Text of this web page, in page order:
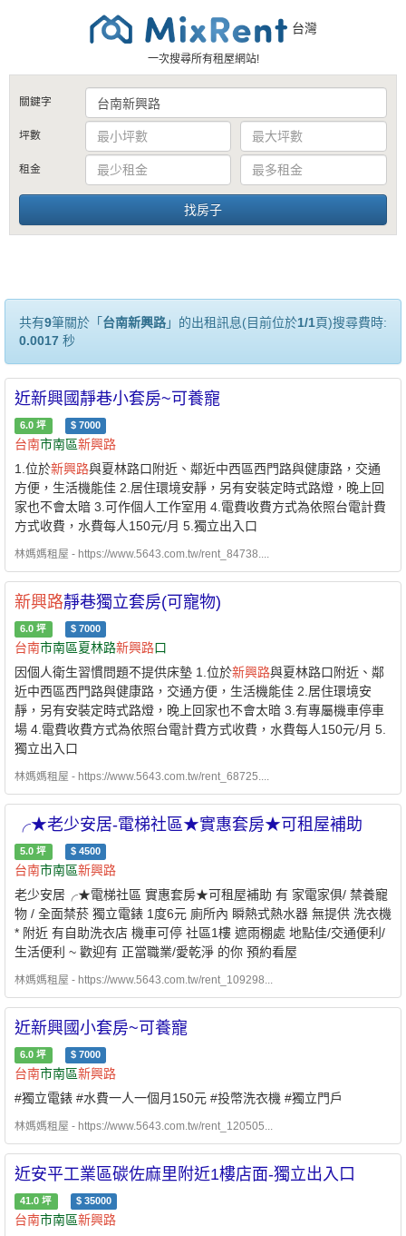
台灣
一次搜尋所有租屋網站!
關鍵字
坪數
租金
共有9筆關於「 台南新興路」的出租訊息(目前位於1/1頁)搜尋費時:
0.0017 秒
近新興國靜巷小套房~可養寵
6.0 坪 $ 7000
台南市南區新興路
1.位於新興路與夏林路口附近、鄰近中西區西門路與健康路，交通
方便，生活機能佳 2.居住環境安靜，另有安裝定時式路燈，晚上回
家也不會太暗 3.可作個人工作室用 4.電費收費方式為依照台電計費
方式收費，水費每人150元/月 5.獨立出入口
林媽媽租屋 - https://www.5643.com.tw/rent_84738....
新興路靜巷獨立套房(可寵物)
6.0 坪 $ 7000
台南市南區夏林路新興路口
因個人衛生習慣問題不提供床墊 1.位於新興路與夏林路口附近、鄰
近中西區西門路與健康路，交通方便，生活機能佳 2.居住環境安
靜，另有安裝定時式路燈，晚上回家也不會太暗 3.有專屬機車停車
場 4.電費收費方式為依照台電計費方式收費，水費每人150元/月 5.
獨立出入口
林媽媽租屋 - https://www.5643.com.tw/rent_68725....
╭★老少安居-電梯社區★實惠套房★可租屋補助
5.0 坪 $ 4500
台南市南區新興路
老少安居╭★電梯社區 實惠套房★可租屋補助 有 家電家俱/ 禁養寵
物 / 全面禁菸 獨立電錶 1度6元 廁所內 瞬熱式熱水器 無提供 洗衣機
* 附近 有自助洗衣店 機車可停 社區1樓 遮雨棚處 地點佳/交通便利/
生活便利 ~ 歡迎有 正當職業/愛乾淨 的你 預約看屋
林媽媽租屋 - https://www.5643.com.tw/rent_109298...
近新興國小套房~可養寵
6.0 坪 $ 7000
台南市南區新興路
#獨立電錶 #水費一人一個月150元 #投幣洗衣機 #獨立門戶
林媽媽租屋 - https://www.5643.com.tw/rent_120505...
近安平工業區碳佐麻里附近1樓店面-獨立出入口
41.0 坪 $ 35000
台南市南區新興路